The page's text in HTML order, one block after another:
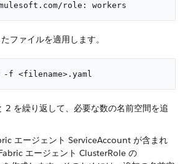
role: workers
ファイルを適用します。
-f <filename>.yaml
2 を繰り返して、必要な数の名前空間を追
エージェント ServiceAccount が含まれ
エージェント ClusterRole の